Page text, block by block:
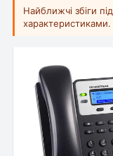
Найближчі збіги
характеристиками.